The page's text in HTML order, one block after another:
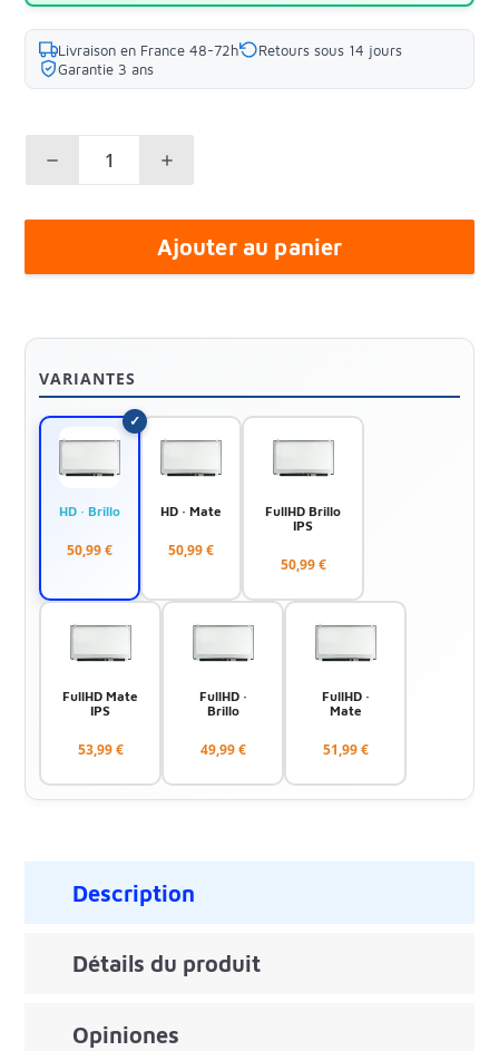
Livraison en France 48-72h
Retours sous 14 jours
Garantie 3 ans
Ajouter au panier
VARIANTES
HD · Brillo
50,99 €
HD · Mate
50,99 €
FullHD Brillo
IPS
50,99 €
FullHD Mate
IPS
53,99 €
FullHD ·
Brillo
49,99 €
FullHD ·
Mate
51,99 €
Description
Détails du produit
Opiniones